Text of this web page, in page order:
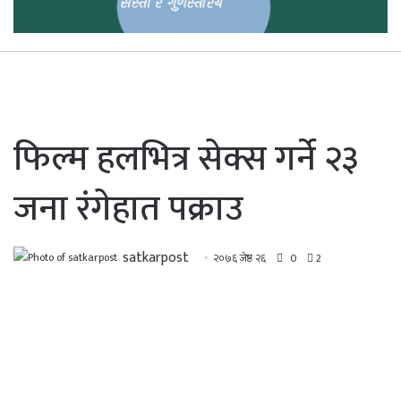
फिल्म हलभित्र सेक्स गर्ने २३
जना रंगेहात पक्राउ
satkarpost २०७६ जेष्ठ २६ 0 2